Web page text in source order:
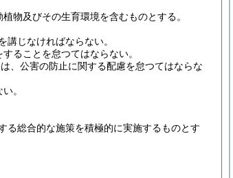
物及びその生育環境を含むものとする。
じなければならない。
ることを怠つてはならない。
、公害の防止に関する配慮を怠つてはならな
。
る総合的な施策を積極的に実施するものとす